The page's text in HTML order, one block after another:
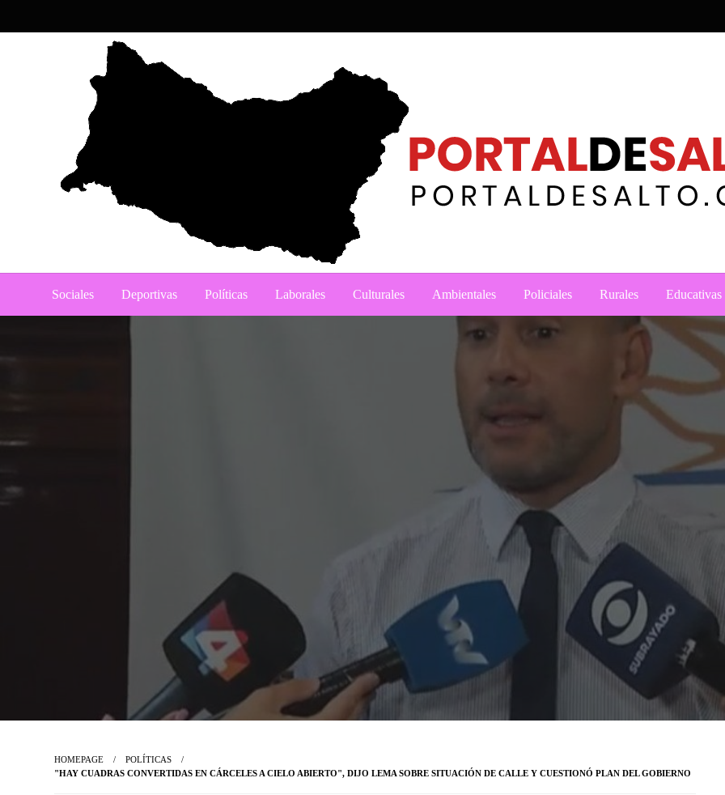
Portal del Salto
Noticias del norte del país.
Sociales
Deportivas Políticas Laborales Culturales Ambientales Policiales Rurales Educativas
HOMEPAGE
POLÍTICAS
"HAY CUADRAS CONVERTIDAS EN CÁRCELES A CIELO ABIERTO", DIJO LEMA SOBRE SITUACIÓN DE CALLE Y CUESTIONÓ PLAN DEL GOBIERNO